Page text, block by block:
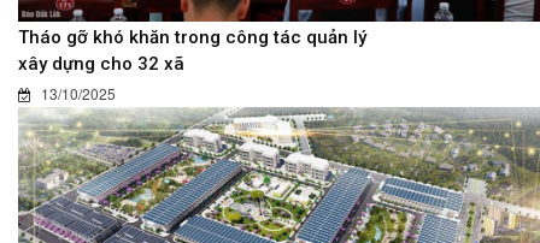
Tháo gỡ khó khăn trong công tác quản lý
xây dựng cho 32 xã
13/10/2025